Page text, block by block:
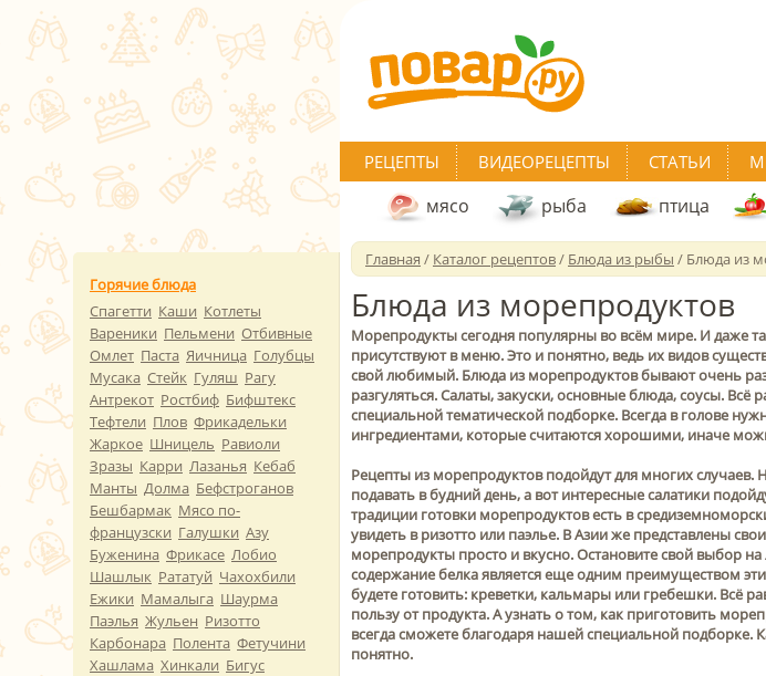
РЕЦЕПТЫ ВИДЕОРЕЦЕПТЫ СТАТЬИ
мясо рыба птица
Главная / Каталог рецептов/ Блюда из рыбы / Блюда из
Блюда из морепродуктов
Морепродукты сегодня популярны во всём мире. И даже
присутствуют в меню. Это и понятно, ведь их видов
свой любимый. Блюда из морепродуктов бывают очень
разгуляться. Салаты, закуски, основные блюда, соусы. Всё
специальной тематической подборке. Всегда в голове
ингредиентами, которые считаются хорошими, иначе
Рецепты из морепродуктов подойдут для многих
подавать в будний день, а вот интересные салатики
традиции готовки морепродуктов есть в
увидеть в ризотто или паэлье. В Азии же представлены
морепродукты просто и вкусно. Остановите свой выбор
содержание белка является еще одним преимуществом
будете готовить: креветки, кальмары или гребешки. Всё
пользу от продукта. А узнать о том, как приготовить
всегда сможете благодаря нашей специальной подборке.
понятно.
Горячие блюда
Спагетти Каши Котлеты
Вареники Пельмени Отбивные
Омлет Паста Яичница Голубцы
Мусака Стейк Гуляш Рагу
Антрекот Ростбиф Бифштекс
Тефтели Плов Фрикадельки
Жаркое Шницель Равиоли
Зразы Карри Лазанья Кебаб
Манты Долма Бефстроганов
Бешбармак Мясо по-
французски Галушки Азу
Буженина Фрикасе Лобио
Шашлык Рататуй Чахохбили
Ежики Мамалыга Шаурма
Паэлья Жульен Ризотто
Карбонара Полента Фетучини
Хашлама Хинкали Бигус